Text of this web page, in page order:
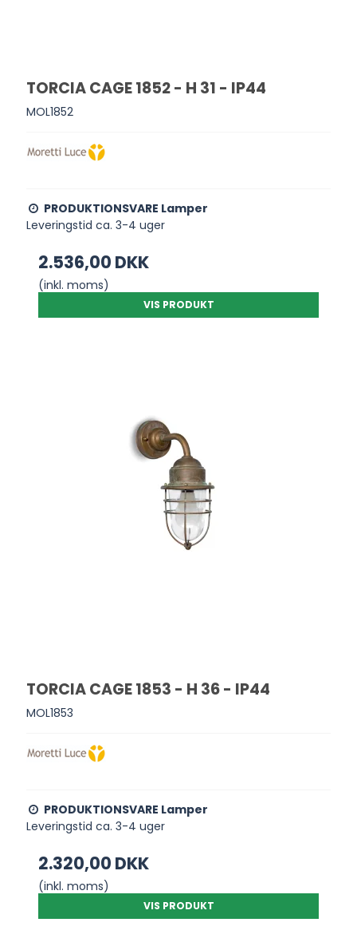
TORCIA CAGE 1852 - H 31 - IP44
MOL1852
PRODUKTIONSVARE Lamper
Leveringstid ca. 3-4 uger
2.536,00 DKK
(inkl. moms)
VIS PRODUKT
TORCIA CAGE 1853 - H 36 - IP44
MOL1853
PRODUKTIONSVARE Lamper
Leveringstid ca. 3-4 uger
2.320,00 DKK
(inkl. moms)
VIS PRODUKT